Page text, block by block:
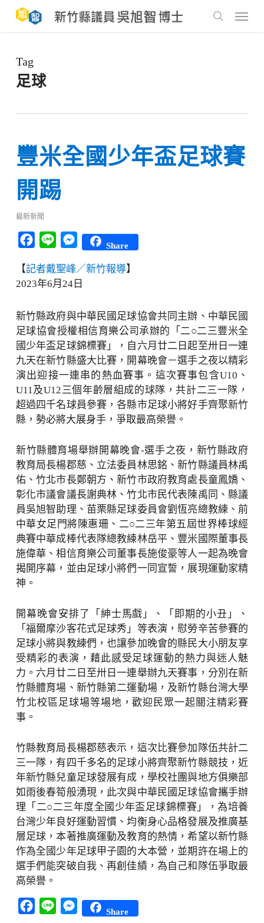
main
Menu
Tag
足球
豐米全國少年盃足球賽
開踢
最新新聞
Facebook
Line Messenger
Share
【記者戴聖峰／新竹報導】
2023年6月24日
新竹縣政府與中華民國足球協會共同主辦、中華民國
足球協會授權相信育樂公司承辦的「二○二三豐米全
國少年盃足球錦標賽」，自六月廿二日起至卅日一連
九天在新竹縣盛大比賽，開幕晚會－選手之夜以精彩
演出迎接一連串的熱血賽事。這次賽事包含U10、
U11及U12三個年齡層組成的球隊，共計二三一隊，
超過四千名球員參賽，各縣市足球小將好手齊聚新竹
縣，勢必將大展身手，爭取最高榮譽。
新竹縣體育場舉辦開幕晚會-選手之夜，新竹縣政府
教育局長楊郡慈、立法委員林思銘、新竹縣議員林禹
佑、竹北市長鄭朝方、新竹市政府教育處長童鳳嬌、
彰化市議會議長謝典林、竹北市民代表陳禹同、縣議
員吳旭智助理、苗栗縣足球委員會劉恆亮總教練、前
中華女足門將陳惠珊、二○二三年第五屆世界棒球經
典賽中華成棒代表隊總教練林岳平、豐米國際董事長
施偉華、相信育樂公司董事長施俊豪等人一起為晚會
揭開序幕，並由足球小將們一同宣誓，展現運動家精
神。
開幕晚會安排了「紳士馬戲」、「即期的小丑」、
「福爾摩沙客花式足球秀」等表演，慰勞辛苦參賽的
足球小將與教練們，也讓參加晚會的縣民大小朋友享
受精彩的表演，藉此感受足球運動的熱力與迷人魅
力。六月廿二日至卅日一連舉辦九天賽事，分別在新
竹縣體育場、新竹縣第二運動場，及新竹縣台灣大學
竹北校區足球場等場地，歡迎民眾一起關注精彩賽
事。
竹縣教育局長楊郡慈表示，這次比賽參加隊伍共計二
三一隊，有四千多名的足球小將齊聚新竹縣競技，近
年新竹縣兒童足球發展有成，學校社團與地方俱樂部
如雨後春筍般湧現，此次與中華民國足球協會攜手辦
理「二○二三年度全國少年盃足球錦標賽」，為培養
台灣少年良好運動習慣、均衡身心品格發展及推廣基
層足球，本著推廣運動及教育的熱情，希望以新竹縣
作為全國少年足球甲子園的大本營，並期許在場上的
選手們能突破自我、再創佳績，為自己和隊伍爭取最
高榮譽。
Facebook
Line Messenger
Share